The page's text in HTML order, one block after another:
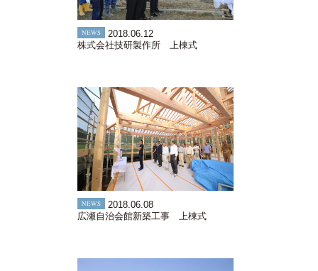
NEWS
2018.06.12
株式会社技研製作所 上棟式
NEWS
2018.06.08
広瀬自治会館新築工事 上棟式